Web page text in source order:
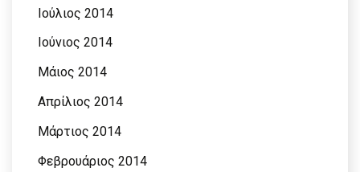
Ιούλιος 2014
Ιούνιος 2014
Μάιος 2014
Απρίλιος 2014
Μάρτιος 2014
Φεβρουάριος 2014